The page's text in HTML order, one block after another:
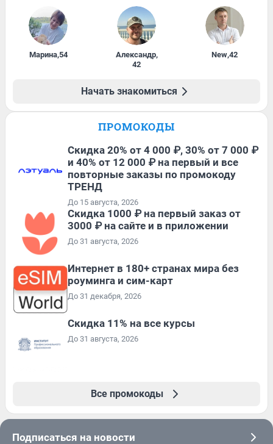
Марина,54 Александр,
42
New,42
Начать знакомиться
ПРОМОКОДЫ
Скидка 20% от 4 000 ₽, 30% от 7 000 ₽
и 40% от 12 000 ₽ на первый и все
повторные заказы по промокоду
ТРЕНД
До 15 августа, 2026
Скидка 1000 ₽ на первый заказ от
3000 ₽ на сайте и в приложении
До 31 августа, 2026
Интернет в 180+ странах мира без
роуминга и сим-карт
До 31 декабря, 2026
Скидка 11% на все курсы
До 31 августа, 2026
Все промокоды
Подписаться на новости